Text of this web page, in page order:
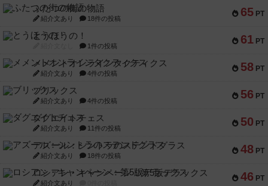
65 PT
ふたつの街の物語
紹介文あり 18件の投稿
61 PT
とうほうの！
1件の投稿
58 PT
メメントオンラインタクティクス
紹介文あり 4件の投稿
56 PT
ブリックス
紹介文あり 4件の投稿
50 PT
ダグエイトチェス
紹介文あり 11件の投稿
48 PT
アズール：シントラのステンドグラス
紹介文あり 18件の投稿
46 PT
ロシアン・キャンペーン：第5版デラックス
紹介文あり